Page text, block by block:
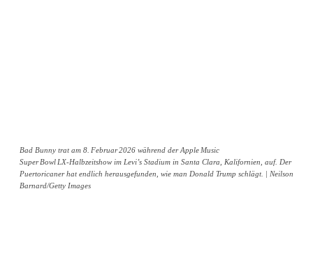
Bad Bunny trat am 8. Februar 2026 während der Apple Music
Super Bowl LX‑Halbzeitshow im Levi’s Stadium in Santa Clara, Kalifornien, auf. Der
Puertoricaner hat endlich herausgefunden, wie man Donald Trump schlägt. | Neilson
Barnard/Getty Images